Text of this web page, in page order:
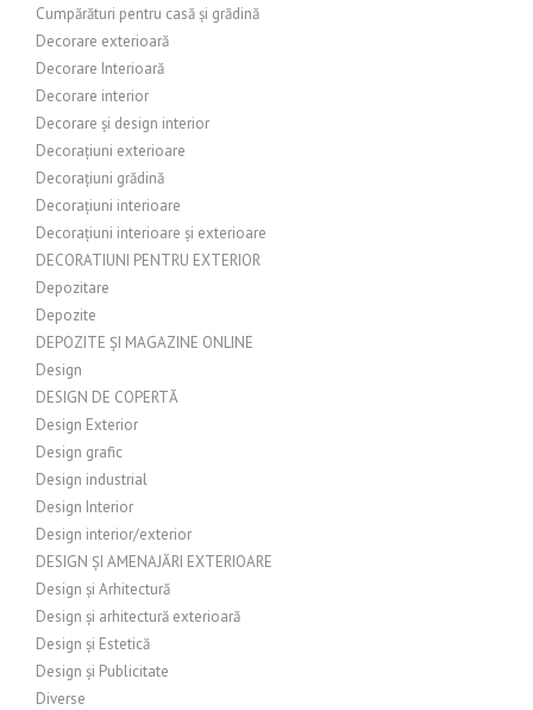
Cumpărături pentru casă și grădină
Decorare exterioară
Decorare Interioară
Decorare interior
Decorare și design interior
Decorațiuni exterioare
Decorațiuni grădină
Decorațiuni interioare
Decorațiuni interioare și exterioare
DECORATIUNI PENTRU EXTERIOR
Depozitare
Depozite
DEPOZITE ȘI MAGAZINE ONLINE
Design
DESIGN DE COPERTĂ
Design Exterior
Design grafic
Design industrial
Design Interior
Design interior/exterior
DESIGN ȘI AMENAJĂRI EXTERIOARE
Design și Arhitectură
Design și arhitectură exterioară
Design și Estetică
Design și Publicitate
Diverse